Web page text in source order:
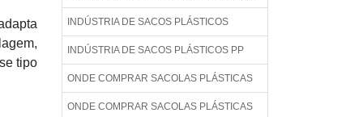
tipo
INDÚSTRIA DE SACOS PLÁSTICOS
INDÚSTRIA DE SACOS PLÁSTICOS PP
ONDE COMPRAR SACOLAS PLÁSTICAS
ONDE COMPRAR SACOLAS PLÁSTICAS